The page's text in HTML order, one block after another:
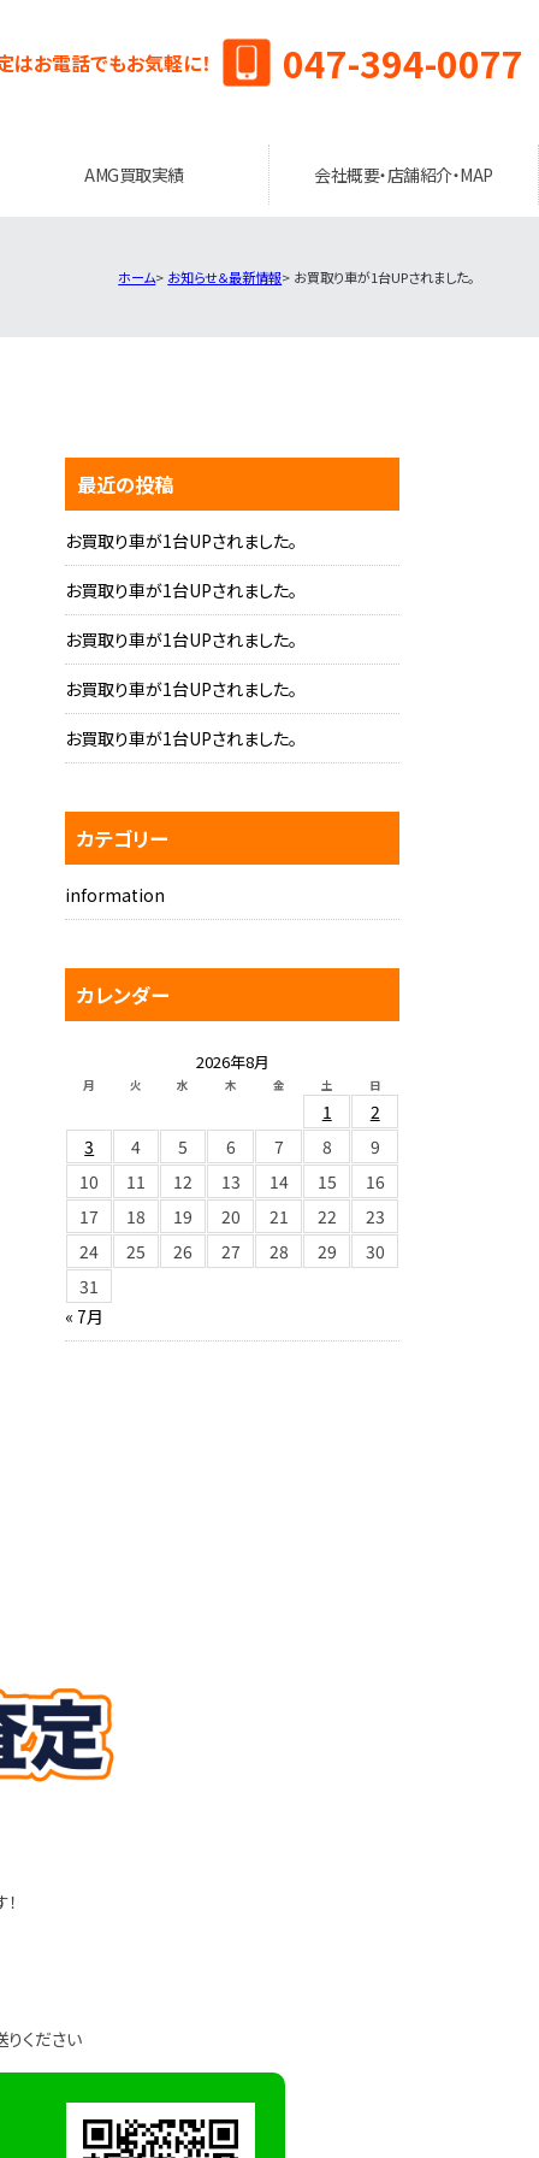
はお電話でもお気軽に！ 047-394-0077
AMG買取実績 会社概要・店舗紹介・MAP
ホーム お知らせ＆最新情報 お買取り車が1台UPされました。
最近の投稿
お買取り車が1台UPされました。
お買取り車が1台UPされました。
お買取り車が1台UPされました。
お買取り車が1台UPされました。
お買取り車が1台UPされました。
カテゴリー
information
カレンダー
2026年8月
月 火 水 木 金 土 日
1
2
3
4 5 6 7 8
9
10
11 12 13 14 15
16
17
18 19 20 21 22
23
24
25 26 27 28 29
30
31
« 7月
ください